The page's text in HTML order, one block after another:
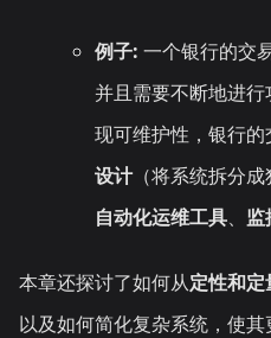
例子: 一个银行的交
并且需要不断地进
现可维护性，银行
设计（将系统拆分成
自动化运维工具、 监
本章还探讨了如何从定性和定
以及如何简化复杂系统，使其